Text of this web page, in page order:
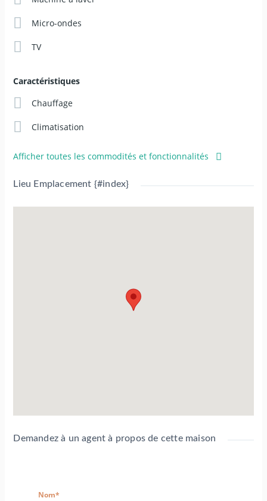
1800 dirhams la nuitée.
Micro-ondes
TV
Caractéristiques
Chauffage
Climatisation
Afficher toutes les commodités et fonctionnalités
Lieu Emplacement {#index}
Demandez à un agent à propos de cette maison
Nom*